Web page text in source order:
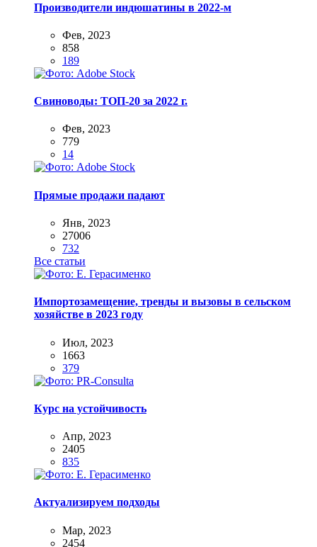
Производители индюшатины в 2022-м
Фев, 2023
858
189
Свиноводы: ТОП-20 за 2022 г.
Фев, 2023
779
14
Прямые продажи падают
Янв, 2023
27006
732
Все статьи
Импортозамещение, тренды и вызовы в сельском
хозяйстве в 2023 году
Июл, 2023
1663
379
Курс на устойчивость
Апр, 2023
2405
835
Актуализируем подходы
Мар, 2023
2454